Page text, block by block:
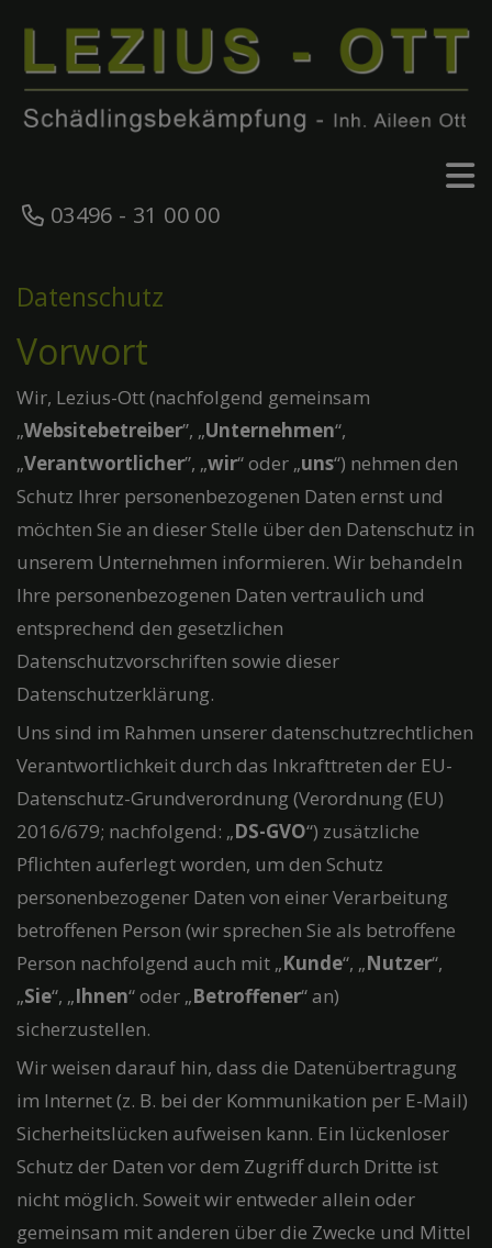
03496 - 31 00 00
Datenschutz
Vorwort
Wir, Lezius-Ott (nachfolgend gemeinsam
„Websitebetreiber”, „Unternehmen“,
„Verantwortlicher”, „wir“ oder „uns“) nehmen den
Schutz Ihrer personenbezogenen Daten ernst und
möchten Sie an dieser Stelle über den Datenschutz in
unserem Unternehmen informieren. Wir behandeln
Ihre personenbezogenen Daten vertraulich und
entsprechend den gesetzlichen
Datenschutzvorschriften sowie dieser
Datenschutzerklärung.
Uns sind im Rahmen unserer datenschutzrechtlichen
Verantwortlichkeit durch das Inkrafttreten der EU-
Datenschutz-Grundverordnung (Verordnung (EU)
2016/679; nachfolgend: „DS-GVO“) zusätzliche
Pflichten auferlegt worden, um den Schutz
personenbezogener Daten von einer Verarbeitung
betroffenen Person (wir sprechen Sie als betroffene
Person nachfolgend auch mit „Kunde“, „Nutzer“,
„Sie“, „Ihnen“ oder „Betroffener“ an)
sicherzustellen.
Wir weisen darauf hin, dass die Datenübertragung
im Internet (z. B. bei der Kommunikation per E-Mail)
Sicherheitslücken aufweisen kann. Ein lückenloser
Schutz der Daten vor dem Zugriff durch Dritte ist
nicht möglich. Soweit wir entweder allein oder
gemeinsam mit anderen über die Zwecke und Mittel